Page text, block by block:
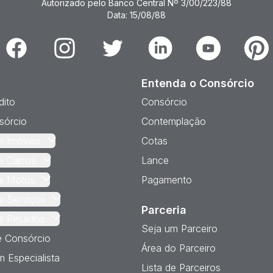
Autorizado pelo Banco Central Nº 3/00/223/88
Data: 15/08/88
Facebook Instagram Twitter Linkedin Youtube
Consórcio
Especialista
Entenda o Consórcio
Consórcio
Contemplação
Cotas
Lance
Pagamento
Parceria
Seja um Parceiro
Área do Parceiro
Lista de Parceiros